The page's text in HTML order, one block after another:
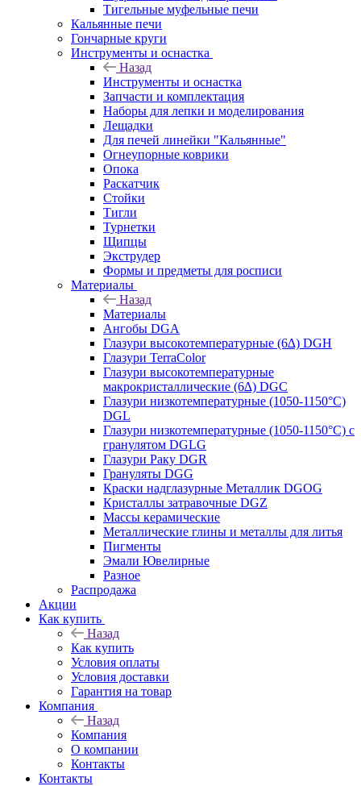
Тигельные муфельные печи
Кальянные печи
Гончарные круги
Инструменты и оснастка
Назад
Инструменты и оснастка
Запчасти и комплектация
Наборы для лепки и моделирования
Лещадки
Для печей линейки "Кальянные"
Огнеупорные коврики
Опока
Раскатчик
Стойки
Тигли
Турнетки
Щипцы
Экструдер
Формы и предметы для росписи
Материалы
Назад
Материалы
Ангобы DGA
Глазури высокотемпературные (6∆) DGH
Глазури TerraColor
Глазури высокотемпературные
макрокристаллические (6∆) DGC
Глазури низкотемпературные (1050-1150°С)
DGL
Глазури низкотемпературные (1050-1150°С) с
гранулятом DGLG
Глазури Раку DGR
Грануляты DGG
Краски надглазурные Металлик DGOG
Кристаллы затравочные DGZ
Массы керамические
Металлические глины и металлы для литья
Пигменты
Эмали Ювелирные
Разное
Распродажа
Акции
Как купить
Назад
Как купить
Условия оплаты
Условия доставки
Гарантия на товар
Компания
Назад
Компания
О компании
Контакты
Контакты